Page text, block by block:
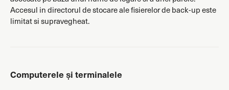
Accesul in directorul de stocare ale fisierelor de back-up este
limitat si supravegheat.
Computerele și terminalele